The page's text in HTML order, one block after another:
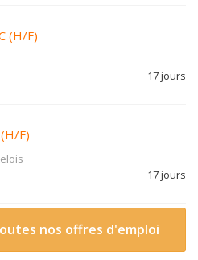
(H/F)
17 jours
F)
17 jours
nos offres d'emploi